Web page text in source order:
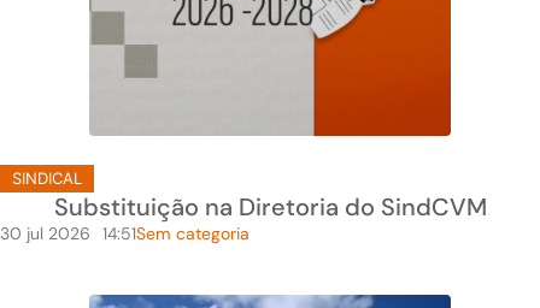
SINDICAL
Substituição na Diretoria do SindCVM
30 jul 2026 14:51Sem categoria